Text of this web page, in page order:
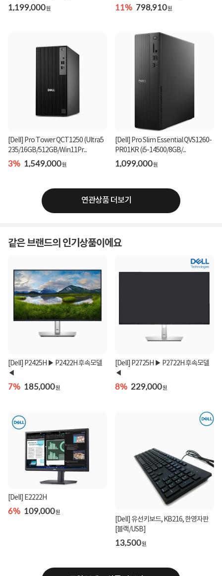
1,199,000원 11% 798,910원
[Dell] Pro Tower QCT1250 (Ultra5
235/16GB/512GB/Win11Pr...
3% 1,549,000원
[Dell] Pro Slim Essential QVS1260-
PR01KR (i5-14500/8GB/...
1,099,000원
연관상품 더보기
같은 브랜드의 인기상품이에요
[Dell] P2425H ▶ P2422H 후속모델
◀
7% 185,000원
[Dell] P2725H ▶ P2722H 후속모델
◀
8% 229,000원
[Dell] E2222H
6% 109,000원
[Dell] 유선키보드, KB216, 한영자판
[블랙/USB]
13,500원